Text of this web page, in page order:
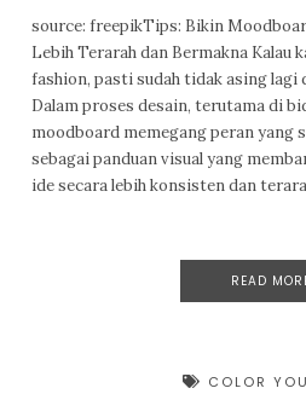
source: freepikTips: Bikin
Lebih Terarah dan Bermakna Kalau
fashion, pasti sudah tidak asing lagi
Dalam proses desain, terutama di
moodboard memegang peran yang
sebagai panduan visual yang
ide secara lebih konsisten dan
READ
COLOR